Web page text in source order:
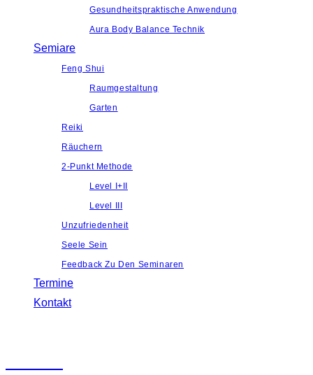
Gesundheitspraktische Anwendung
Aura Body Balance Technik
Semiare
Feng Shui
Raumgestaltung
Garten
Reiki
Räuchern
2-Punkt Methode
Level I+II
Level III
Unzufriedenheit
Seele Sein
Feedback Zu Den Seminaren
Termine
Kontakt